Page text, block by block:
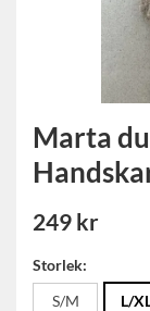
Marta
249 kr
Storlek:
S/M
L/